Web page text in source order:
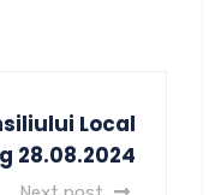
Local
28.08.2024